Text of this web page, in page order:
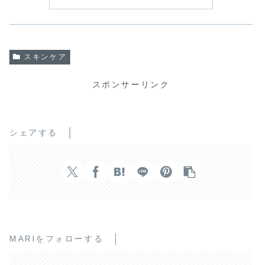
スキンケア
スポンサーリンク
シェアする
MARIをフォローする